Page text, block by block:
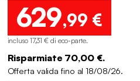
629,99 €
incluso 17,31 € di eco-parte.
Risparmiate 70,00 €.
Offerta valida fino al 18/08/26.